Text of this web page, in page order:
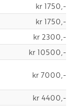
kr 1750,-
kr 1750,-
kr 2300,-
kr 10500,-
kr 7000,-
kr 4400,-